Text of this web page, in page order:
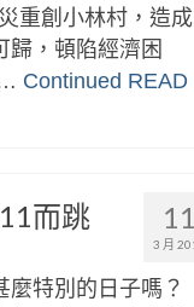
重創小林村，造成
歸，頓陷經濟困
Continued READ
11
3 月
而跳
麼特別的日子嗎？